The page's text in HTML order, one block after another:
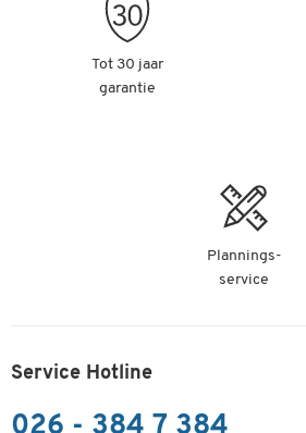
Tot 30 jaar
garantie
Plannings-
service
Service Hotline
026 - 384 7 384